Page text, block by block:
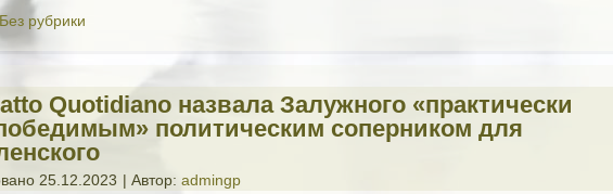
Без рубрики
Quotidiano назвала Залужного «практически
политическим соперником для
25.12.2023 | Автор: admingp